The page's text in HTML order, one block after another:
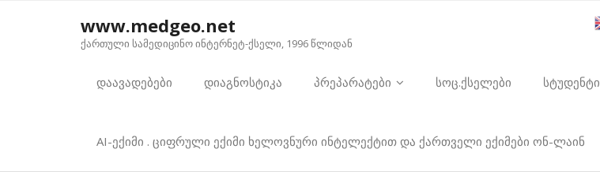
www.medgeo.net
ქართული სამედიცინო ინტერნეტ-ქსელი, 1996 წლიდან
დაავადებები დიაგნოსტიკა პრეპარატები სოც.ქსელები სტუდენტი
AI-ექიმი . ციფრული ექიმი ხელოვნური ინტელექტით და ქართველი ექიმები ონ-ლაინ